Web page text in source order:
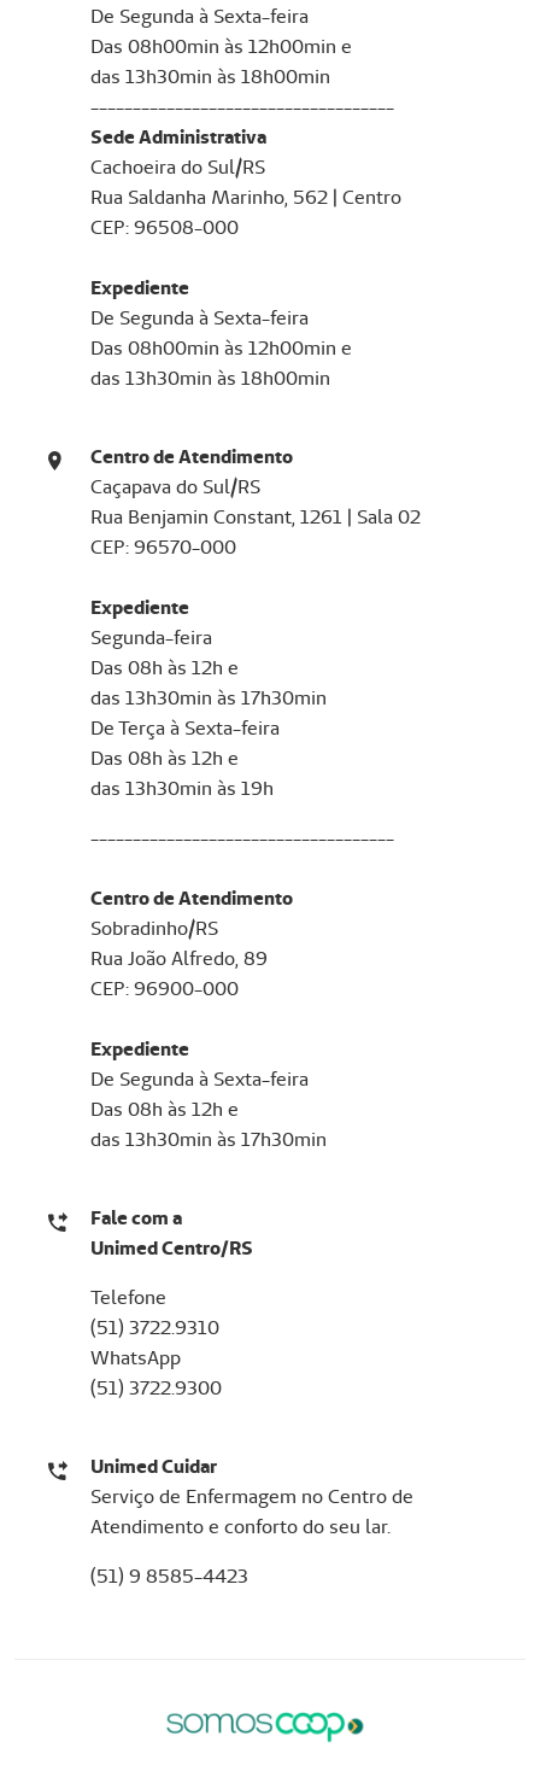
De Segunda à Sexta-feira
Das 08h00min às 12h00min e
​​​​​​​das 13h30min às 18h00min
------------------------------------
Sede Administrativa
Cachoeira do Sul/RS
Rua Saldanha Marinho, 562 | Centro
CEP: 96508-000
Expediente
De Segunda à Sexta-feira
Das 08h00min às 12h00min e
das 13h30min às 18h00min
Centro de Atendimento
Caçapava do Sul/RS
Rua Benjamin Constant, 1261 | Sala 02
CEP: 96570-000
Expediente
Segunda-feira
Das 08h às 12h e
​das 13h30min às 17h30min
De Terça à Sexta-feira
Das 08h às 12h e
das 13h30min às 19h
------------------------------------​​​​​​​
Centro de Atendimento
Sobradinho/RS
Rua João Alfredo, 89
CEP: 96900-000​​​​​​​
Expediente
De Segunda à Sexta-feira
Das 08h às 12h e
​das 13h30min às 17h30min
Fale com a
Unimed Centro/RS
Telefone
(51) 3722.9310
WhatsApp
(51) 3722.9300
Unimed Cuidar
Serviço de Enfermagem no Centro de
Atendimento e conforto do seu lar.
(51) 9 8585-4423